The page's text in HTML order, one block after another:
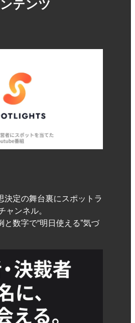
テンツ
決定の舞台裏にスポットラ
ャンネル。
数字で“明日使える”気づ